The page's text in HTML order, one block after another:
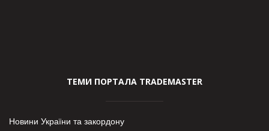
ТЕМИ ПОРТАЛА TRADEMASTER
Новини України та закордону